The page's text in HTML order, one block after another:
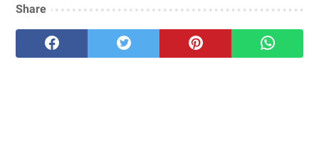
Share